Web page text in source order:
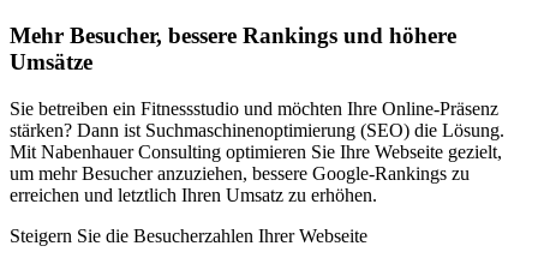
Mehr Besucher, bessere Rankings und höhere
Umsätze
Sie betreiben ein Fitnessstudio und möchten Ihre Online-Präsenz
stärken? Dann ist Suchmaschinenoptimierung (SEO) die Lösung.
Mit Nabenhauer Consulting optimieren Sie Ihre Webseite gezielt,
um mehr Besucher anzuziehen, bessere Google-Rankings zu
erreichen und letztlich Ihren Umsatz zu erhöhen.
Steigern Sie die Besucherzahlen Ihrer Webseite